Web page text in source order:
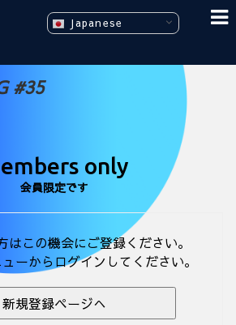
#35
only
会員限定です
はこの機会にご登録ください。
ーからログインしてください。
新規登録ページへ
Japanese